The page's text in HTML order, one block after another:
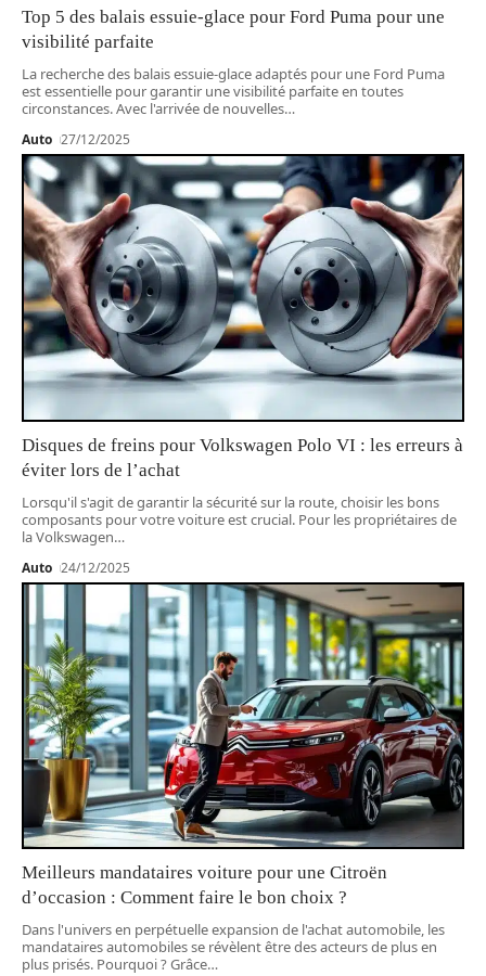
Top 5 des balais essuie-glace pour Ford Puma pour une
visibilité parfaite
La recherche des balais essuie-glace adaptés pour une Ford Puma
est essentielle pour garantir une visibilité parfaite en toutes
circonstances. Avec l'arrivée de nouvelles…
Auto 27/12/2025
Disques de freins pour Volkswagen Polo VI : les erreurs à
éviter lors de l’achat
Lorsqu'il s'agit de garantir la sécurité sur la route, choisir les bons
composants pour votre voiture est crucial. Pour les propriétaires de
la Volkswagen…
Auto 24/12/2025
Meilleurs mandataires voiture pour une Citroën
d’occasion : Comment faire le bon choix ?
Dans l'univers en perpétuelle expansion de l'achat automobile, les
mandataires automobiles se révèlent être des acteurs de plus en
plus prisés. Pourquoi ? Grâce…